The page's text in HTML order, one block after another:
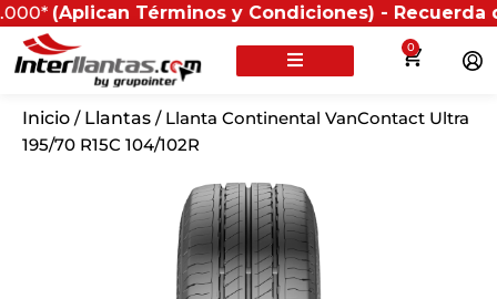
Términos y Condiciones) - Recuerda que
0
Inicio / Llantas / Llanta Continental VanContact Ultra
195/70 R15C 104/102R